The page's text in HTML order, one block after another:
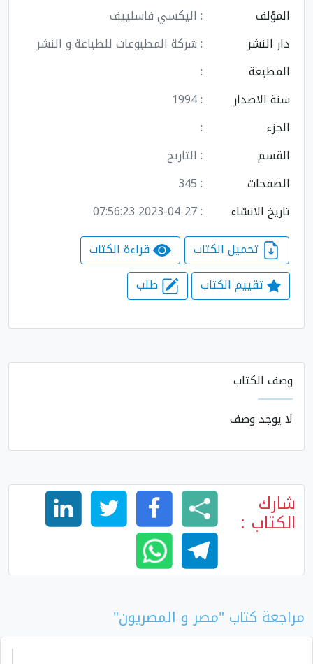
المؤلف
: اليكسي فاسلييف
دار النشر
: شركة المطبوعات للطباعة و النشر
المطبعة
:
سنة الاصدار
: 1994
الجزء
:
القسم
: التاريخ
الصفحات
: 345
تاريخ الانشاء
: 2023-04-27 07:56:23
قراءة الكتاب
تقييم الكتاب
طلب
وصف الكتاب
لا يوجد وصف
شارك
الكتاب :
مراجعة كتاب "مصر و المصريون"